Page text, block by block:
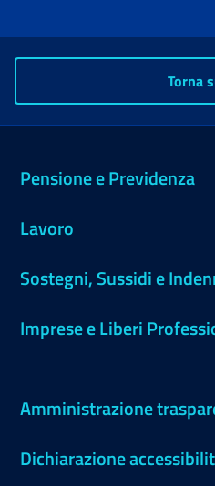
Torna
Pensione e Previdenza
Lavoro
Sostegni, Sussidi e
Imprese e Liberi
Amministrazione
Dichiarazione